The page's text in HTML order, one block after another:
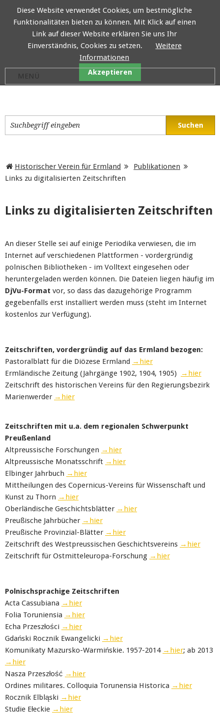
Historischer Verein für Ermland
Publikationen
Links zu digitalisierten Zeitschriften
Links zu digitalisierten Zeitschriften
An dieser Stelle sei auf einige Periodika verwiesen, die im
Internet auf verschiedenen Plattformen - vordergründig
polnischen Bibliotheken - im Volltext eingesehen oder
heruntergeladen werden können. Die Dateien liegen häufig im
DjVu-Format vor, so dass das dazugehörige Programm
gegebenfalls erst installiert werden muss (steht im Internet
kostenlos zur Verfügung).
Zeitschriften, vordergründig auf das Ermland bezogen:
Pastoralblatt für die Diözese Ermland →hier
Ermländische Zeitung (Jahrgänge 1902, 1904, 1905)
→hier
Zeitschrift des historischen Vereins für den Regierungsbezirk
Marienwerder →hier
Zeitschriften mit u.a. dem regionalen Schwerpunkt
Preußenland
Altpreussische Forschungen →hier
Altpreussische Monatsschrift →hier
Elbinger Jahrbuch →hier
Mittheilungen des Copernicus-Vereins für Wissenschaft und
Kunst zu Thorn →hier
Oberländische Geschichtsblätter →hier
Preußische Jahrbücher →hier
Preußische Provinzial-Blätter →hier
Zeitschrift des Westpreussischen Geschichtsvereins →hier
Zeitschrift für Ostmitteleuropa-Forschung →hier
Polnischsprachige Zeitschriften
Acta Cassubiana →hier
Folia Toruniensia →hier
Echa Przeszłości →hier
Gdański Rocznik Ewangelicki →hier
Komunikaty Mazursko-Warmińskie. 1957-2014 →hier; ab 2013
→hier
Nasza Przeszłość →hier
Ordines militares. Colloquia Torunensia Historica →hier
Rocznik Elbląski →hier
Studie Ełeckie →hier
Diese Website verwendet Cookies, um bestmögliche
Funktionalitäten bieten zu können. Mit Klick auf einen
Link auf dieser Website erklären Sie uns Ihr
Einverständnis, Cookies zu setzen.
Weitere
Informationen
Akzeptieren